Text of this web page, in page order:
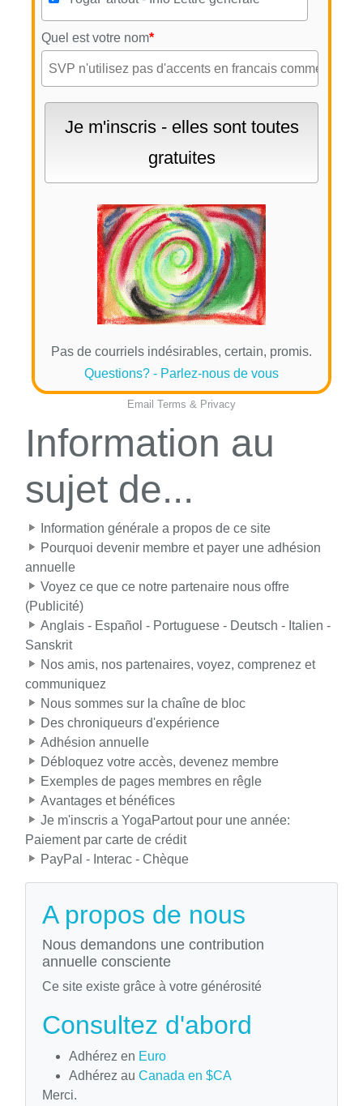
Quel est votre nom*
Pas de courriels indésirables, certain, promis.
Questions? - Parlez-nous de vous
Email Terms & Privacy
Information au
sujet de...
Information générale a propos de ce site
Pourquoi devenir membre et payer une adhésion
annuelle
Voyez ce que ce notre partenaire nous offre
(Publicité)
Anglais - Español - Portuguese - Deutsch - Italien -
Sanskrit
Nos amis, nos partenaires, voyez, comprenez et
communiquez
Nous sommes sur la chaîne de bloc
Des chroniqueurs d'expérience
Adhésion annuelle
Débloquez votre accès, devenez membre
Exemples de pages membres en rêgle
Avantages et bénéfices
Je m'inscris a YogaPartout pour une année:
Paiement par carte de crédit
PayPal - Interac - Chèque
A propos de nous
Nous demandons une contribution
annuelle consciente
Ce site existe grâce à votre générosité
Consultez d'abord
Adhérez en Euro
Adhérez au Canada en $CA
Merci.